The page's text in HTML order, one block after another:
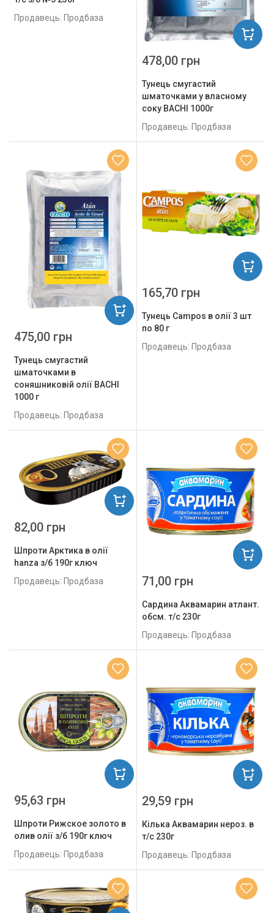
Продавець: Продбаза
Тунець смугастий
шматочками у власному
соку BACHI 1000г
Продавець: Продбаза
478,00 грн
Тунець смугастий
шматочками в
соняшниковій олії BACHI
1000 г
Продавець: Продбаза
475,00 грн
Тунець Campos в олії 3 шт
по 80 г
Продавець: Продбаза
165,70 грн
Шпроти Арктика в олії
hanza з/б 190г ключ
Продавець: Продбаза
82,00 грн
Сардина Аквамарин атлант.
обсм. т/с 230г
Продавець: Продбаза
71,00 грн
Шпроти Рижское золото в
олив олії з/б 190г ключ
Продавець: Продбаза
95,63 грн
Кілька Аквамарин нероз. в
т/с 230г
Продавець: Продбаза
29,59 грн